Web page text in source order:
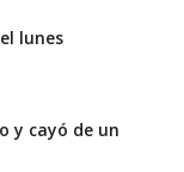
lunes
y cayó de un